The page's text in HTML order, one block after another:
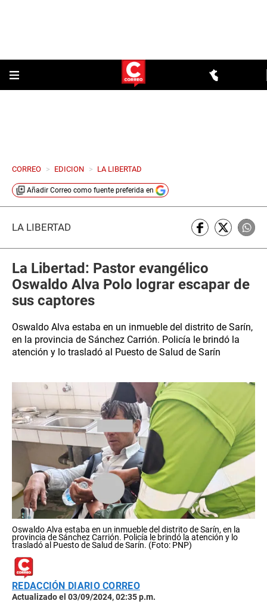
CORREO > EDICION > LA LIBERTAD
Añadir Correo como fuente preferida en
LA LIBERTAD
La Libertad: Pastor evangélico
Oswaldo Alva Polo lograr escapar de
sus captores
Oswaldo Alva estaba en un inmueble del distrito de Sarín,
en la provincia de Sánchez Carrión. Policía le brindó la
atención y lo trasladó al Puesto de Salud de Sarín
Oswaldo Alva estaba en un inmueble del distrito de Sarín, en la
provincia de Sánchez Carrión. Policía le brindó la atención y lo
trasladó al Puesto de Salud de Sarín. (Foto: PNP)
REDACCIÓN DIARIO CORREO
Actualizado el 03/09/2024, 02:35 p.m.